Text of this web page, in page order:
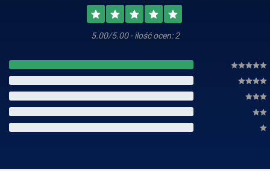
5.00/5.00 - ilość ocen: 2